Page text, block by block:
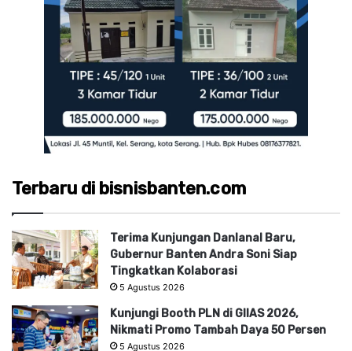
Terbaru di bisnisbanten.com
Terima Kunjungan Danlanal Baru,
Gubernur Banten Andra Soni Siap
Tingkatkan Kolaborasi
5 Agustus 2026
Kunjungi Booth PLN di GIIAS 2026,
Nikmati Promo Tambah Daya 50 Persen
5 Agustus 2026